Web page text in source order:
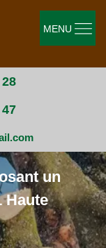
MENU
un
Haute